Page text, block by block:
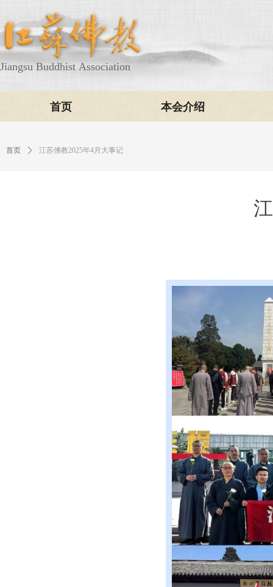
Jiangsu Buddhist Association
首页 本会介绍
首页 ꄲ 江苏佛教2025年4月大事记